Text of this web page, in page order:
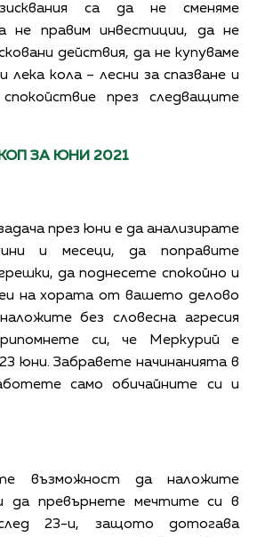
са да не сменяме
не правим инвестиции, да не
действия, да не купуваме
лека кола – лесни за спазване и
през следващите
ЗА ЮНИ 2021
през юни е да анализирате
и месеци, да поправите
да поднесете спокойно и
на хората от вашето делово
без словесна агресия
си, че Меркурий е
юни. Забравете начинанията в
само обичайните си и
възможност да наложите
да превърнете мечтите си в
23-и, защото дотогава